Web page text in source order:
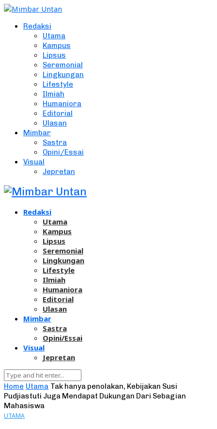
Redaksi
Utama
Kampus
Lipsus
Seremonial
Lingkungan
Lifestyle
Ilmiah
Humaniora
Editorial
Ulasan
Mimbar
Sastra
Opini/Essai
Visual
Jepretan
Redaksi
Utama
Kampus
Lipsus
Seremonial
Lingkungan
Lifestyle
Ilmiah
Humaniora
Editorial
Ulasan
Mimbar
Sastra
Opini/Essai
Visual
Jepretan
Home Utama Tak hanya penolakan, Kebijakan Susi
Pudjiastuti Juga Mendapat Dukungan Dari Sebagian
Mahasiswa
UTAMA